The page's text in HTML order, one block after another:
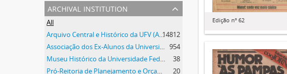
archival institution
All
Arquivo Central e Histórico da UFV (ACH-UFV)14812
Associação dos Ex-Alunos da Universidade Federal de Viçosa (AEA) 954
Museu Histórico da Universidade Federal de Viçosa
38
Pró-Reitoria de Planejamento e Orçamento
20
Edição nº 62